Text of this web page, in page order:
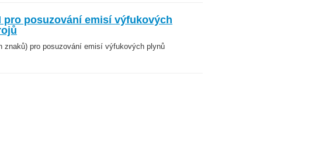
posuzování emisí výfukových
znaků) pro posuzování emisí výfukových plynů